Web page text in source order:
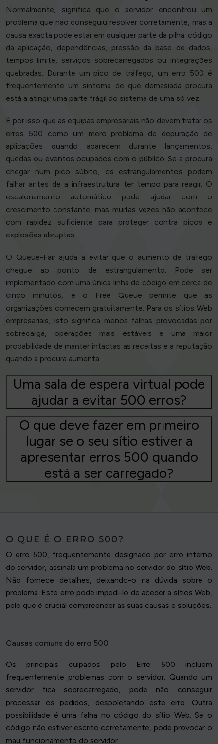
Normalmente, significa que o servidor encontrou um
problema que não conseguiu resolver corretamente, mas a
causa exacta pode estar em qualquer parte da pilha: código
da aplicação, dependências, pressão da base de dados,
tempos limite, serviços sobrecarregados ou integrações
quebradas. Durante um pico de tráfego, um erro 500 é
frequentemente um sintoma de que demasiada procura
está a atingir uma parte frágil do sistema de uma só vez.
É por isso que as equipas empresariais não devem tratar os
erros 500 como um mero problema de depuração de
aplicações quando aparecem durante lançamentos,
quedas ou eventos ocupados com o público. Se a procura
chegar num pico súbito, os estrangulamentos podem
falhar antes de a infraestrutura ter tempo para reagir. O
escalonamento automático pode ajudar com o
crescimento constante, mas muitas vezes não acontece
com rapidez suficiente para proteger contra picos e
explosões abruptas.
O Queue-Fair ajuda a evitar que o aumento de tráfego
chegue ao ponto de estrangulamento. Pode ser
implementado com uma única linha de código em cerca de
cinco minutos, e o Free Queue permite que as
organizações comecem gratuitamente. Para os sítios Web
empresariais, isto significa menos falhas provocadas por
sobrecarga, operações mais estáveis e uma maior
probabilidade de manter intactas as receitas e a reputação
quando a procura aumenta.
Uma sala de espera virtual pode
ajudar a evitar 500 erros?
O que deve fazer em primeiro
lugar se o seu sítio estiver a
apresentar erros 500 quando
está a ser carregado?
O QUE É O ERRO 500?
O erro 500, frequentemente designado por erro interno
do servidor, assinala um problema no servidor do sítio Web.
Não fornece detalhes, deixando-o na dúvida sobre o
problema. Este erro pode impedi-lo de aceder a sítios Web,
pelo que é crucial compreender as suas causas e soluções.
Causas comuns do erro 500
Os principais culpados pelo Erro 500 incluem
frequentemente problemas com o servidor. Quando um
servidor fica sobrecarregado, pode não conseguir
processar os pedidos, despoletando este erro. Outra
possibilidade é uma falha no código do sítio Web. Se o
código não estiver escrito corretamente, pode provocar o
mau funcionamento do servidor.